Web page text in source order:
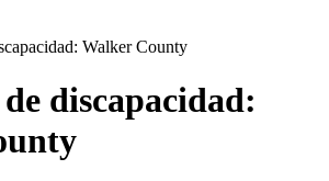
Walker County
discapacidad: